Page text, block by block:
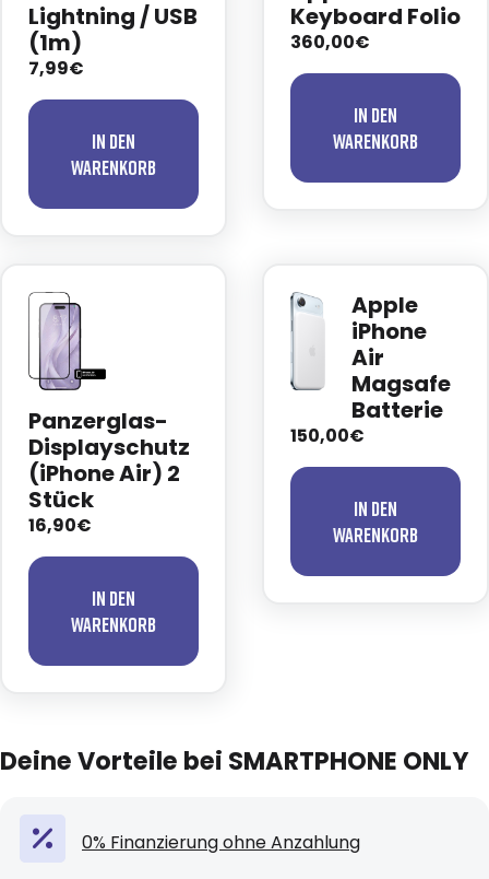
Lightning / USB
(1m)
7,99€
In den
Warenkorb
Keyboard Folio
360,00€
In den
Warenkorb
Panzerglas-
Displayschutz
(iPhone Air) 2
Stück
16,90€
In den
Warenkorb
Apple
iPhone
Air
Magsafe
Batterie
150,00€
In den
Warenkorb
Deine Vorteile bei SMARTPHONE ONLY
0% Finanzierung ohne Anzahlung